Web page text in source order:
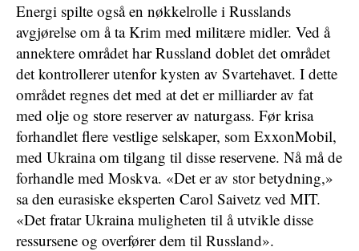
Energi spilte også en nøkkelrolle i Russlands
avgjørelse om å ta Krim med militære midler. Ved å
annektere området har Russland doblet det området
det kontrollerer utenfor kysten av Svartehavet. I dette
området regnes det med at det er milliarder av fat
med olje og store reserver av naturgass. Før krisa
forhandlet flere vestlige selskaper, som ExxonMobil,
med Ukraina om tilgang til disse reservene. Nå må de
forhandle med Moskva. «Det er av stor betydning,»
sa den eurasiske eksperten Carol Saivetz ved MIT.
«Det fratar Ukraina muligheten til å utvikle disse
ressursene og overfører dem til Russland».